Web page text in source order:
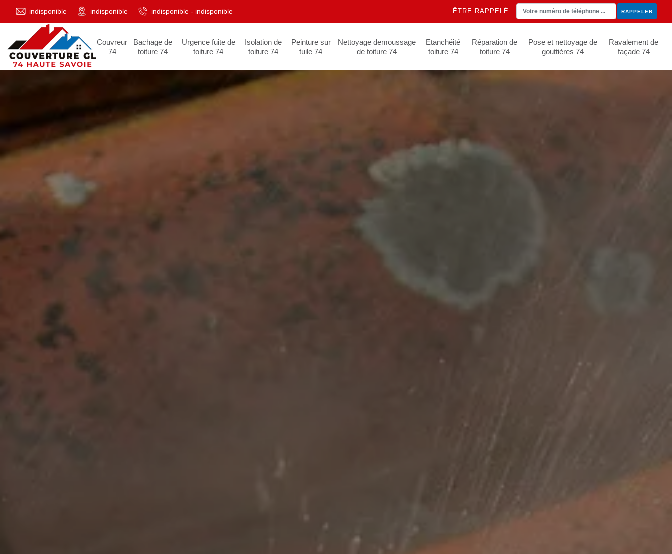
indisponible indisponible indisponible - indisponible ÊTRE RAPPELÉ
Couvreur
74
Bachage de
toiture 74
Urgence fuite de
toiture 74
Isolation de
toiture 74
Peinture sur
tuile 74
Nettoyage demoussage
de toiture 74
Etanchéité
toiture 74
Réparation de
toiture 74
Pose et nettoyage de
gouttières 74
Ravalement de
façade 74